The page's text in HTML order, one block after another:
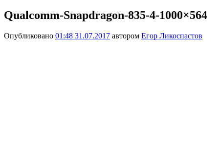
Qualcomm-Snapdragon-835-4-1000×564
Опубликовано 01:48 31.07.2017 автором Егор Ликоспастов